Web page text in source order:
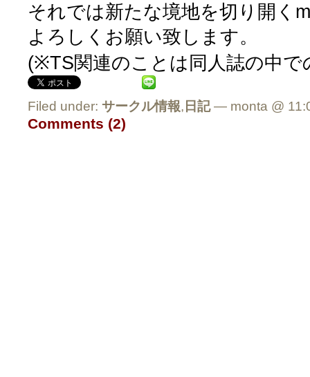
それでは新たな境地を切り開く
よろしくお願い致します。
(※TS関連のことは同人誌の中で
Filed under: サークル情報, 日記— monta @
Comments (2)